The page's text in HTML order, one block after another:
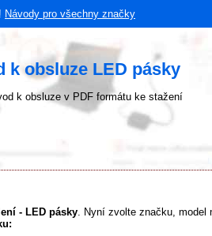
Návody pro všechny značky
k obsluze LED pásky
k obsluze v PDF formátu ke stažení
- LED pásky . Nyní zvolte značku,